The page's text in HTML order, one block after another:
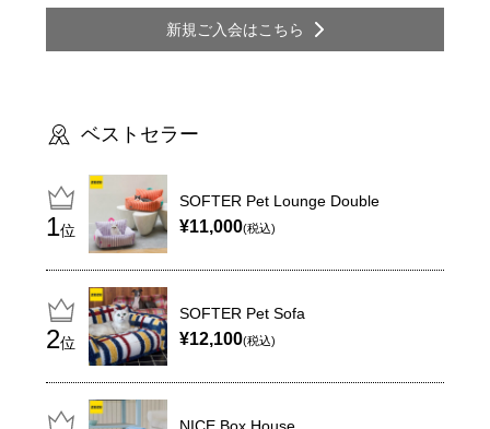
新規ご入会はこちら
ベストセラー
位
SOFTER Pet Lounge Double
¥11,000(税込)
位
SOFTER Pet Sofa
¥12,100(税込)